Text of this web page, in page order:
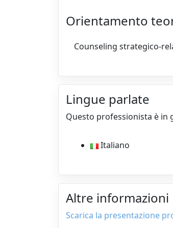
Orientamento
Counseling strategico-
Lingue parlate
Questo professionista è in
Italiano
Altre informazioni
Scarica la presentazione